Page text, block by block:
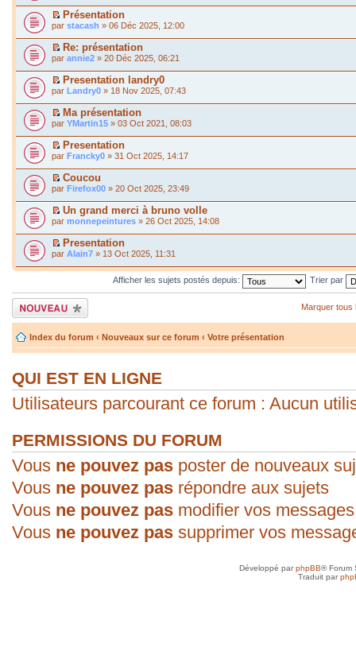
Présentation
par stacash » 06 Déc 2025, 12:00
Re: présentation
par annie2 » 20 Déc 2025, 06:21
Presentation landry0
par Landry0 » 18 Nov 2025, 07:43
Ma présentation
par YMartin15 » 03 Oct 2021, 08:03
Presentation
par Francky0 » 31 Oct 2025, 14:17
Coucou
par Firefox00 » 20 Oct 2025, 23:49
Un grand merci à bruno volle
par monnepeintures » 26 Oct 2025, 14:08
Presentation
par Alain7 » 13 Oct 2025, 11:31
Afficher les sujets postés depuis: Trier par
Écrire un nouveau
sujet
Marquer tous
Index du forum ‹ Nouveaux sur ce forum ‹ Votre présentation
QUI EST EN LIGNE
Utilisateurs parcourant ce forum : Aucun
PERMISSIONS DU FORUM
Vous ne pouvez pas poster de nouveaux
Vous ne pouvez pas répondre aux sujets
Vous ne pouvez pas modifier vos messages
Vous ne pouvez pas supprimer vos
Développé parphpBB® Forum
Traduit par